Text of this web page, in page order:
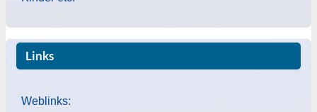
Links
Weblinks: